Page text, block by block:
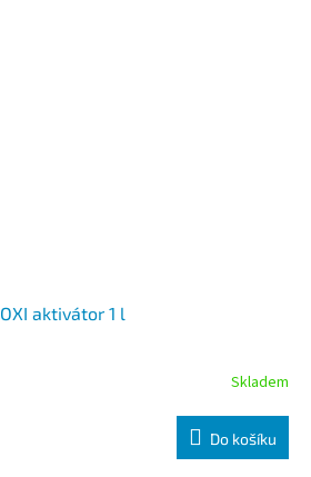
OXI aktivátor 1 l
Skladem
Do košíku